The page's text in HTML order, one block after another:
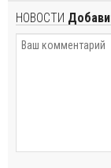
НОВОСТИ